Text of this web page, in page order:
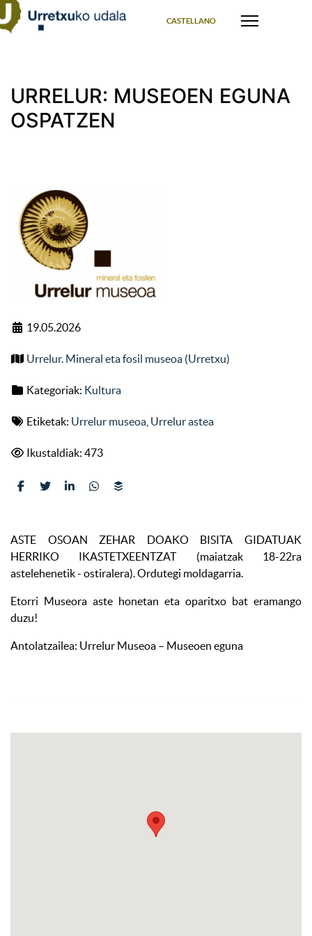
CASTELLANO
URRELUR: MUSEOEN EGUNA
OSPATZEN
19.05.2026
Urrelur. Mineral eta fosil museoa (Urretxu)
Kategoriak: Kultura
Etiketak: Urrelur museoa Urrelur astea
Ikustaldiak: 473
ASTE OSOAN ZEHAR DOAKO BISITA GIDATUAK
HERRIKO IKASTETXEENTZAT (maiatzak 18-22ra
astelehenetik - ostiralera). Ordutegi moldagarria.
Etorri Museora aste honetan eta oparitxo bat eramango
duzu!
Antolatzailea: Urrelur Museoa – Museoen eguna